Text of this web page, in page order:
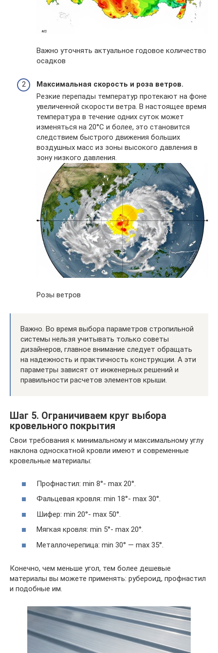
Важно уточнять актуальное годовое количество
осадков
Максимальная скорость и роза ветров.
Резкие перепады температур протекают на фоне
увеличенной скорости ветра. В настоящее время
температура в течение одних суток может
изменяться на 20°С и более, это становится
следствием быстрого движения больших
воздушных масс из зоны высокого давления в
зону низкого давления.
Розы ветров
Важно. Во время выбора параметров стропильной
системы нельзя учитывать только советы
дизайнеров, главное внимание следует обращать
на надежность и практичность конструкции. А эти
параметры зависят от инженерных решений и
правильности расчетов элементов крыши.
Шаг 5. Ограничиваем круг выбора
кровельного покрытия
Свои требования к минимальному и максимальному углу
наклона односкатной кровли имеют и современные
кровельные материалы:
Профнастил: min 8°- max 20°.
Фальцевая кровля: min 18°- max 30°.
Шифер: min 20°- max 50°.
Мягкая кровля: min 5°- max 20°.
Металлочерепица: min 30° — max 35°.
Конечно, чем меньше угол, тем более дешевые
материалы вы можете применять: рубероид, профнастил
и подобные им.